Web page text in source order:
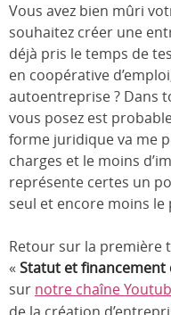
Vous avez bien mûri
souhaitez créer une
déjà pris le temps de
en coopérative
autoentreprise ? Dans
vous posez est
forme juridique va me
charges et le moins
représente certes un
seul et encore moins
Retour sur la première
« Statut et
sur notre chaîne